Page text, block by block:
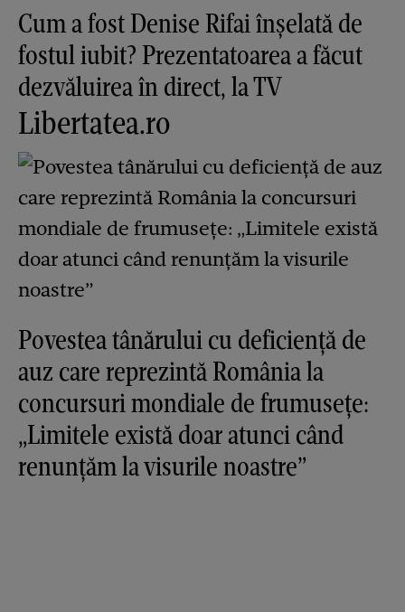
Cum a fost Denise Rifai înșelată de
fostul iubit? Prezentatoarea a făcut
dezvăluirea în direct, la TV
Libertatea.ro
Povestea tânărului cu deficiență de
auz care reprezintă România la
concursuri mondiale de frumusețe:
„Limitele există doar atunci când
renunțăm la visurile noastre”